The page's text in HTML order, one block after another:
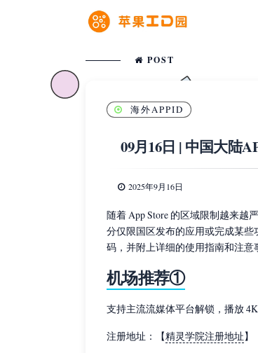
POST
海外APPID
09月16日 | 中国大陆
2025年9月16日
随着 App Store 的区域限制越来越
分仅限国区发布的应用或完成某
码，并附上详细的使用指南和注意
机场推荐①
支持主流流媒体平台解锁，播放
注册地址：【精灵学院注册地址】